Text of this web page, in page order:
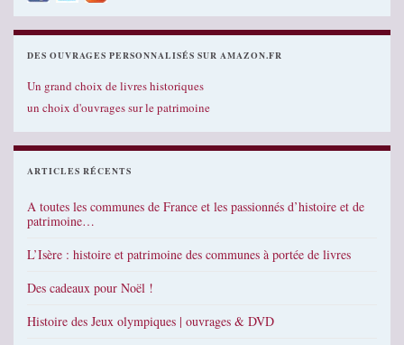
DES OUVRAGES PERSONNALISÉS SUR AMAZON.FR
Un grand choix de livres historiques
un choix d'ouvrages sur le patrimoine
ARTICLES RÉCENTS
A toutes les communes de France et les passionnés d’histoire et de
patrimoine…
L’Isère : histoire et patrimoine des communes à portée de livres
Des cadeaux pour Noël !
Histoire des Jeux olympiques | ouvrages & DVD